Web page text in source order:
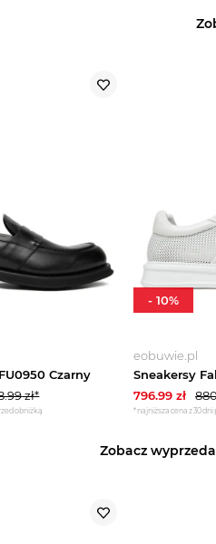
Czarny
zł*
obniżką
eobuwie.pl
Sneakersy
796.99 zł
*najniższa cena z 30 dni
-10%
Zobacz